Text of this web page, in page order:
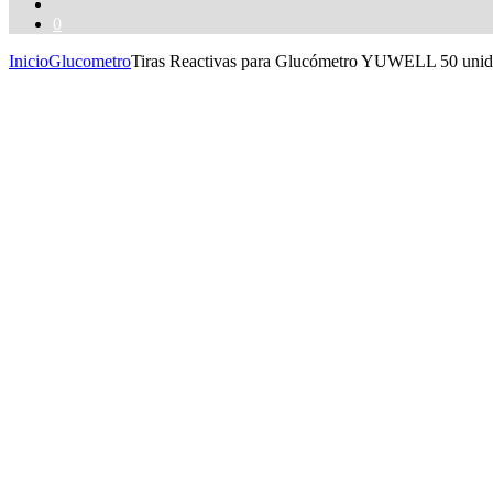
0
InicioGlucometroTiras Reactivas para Glucómetro YUWELL 50